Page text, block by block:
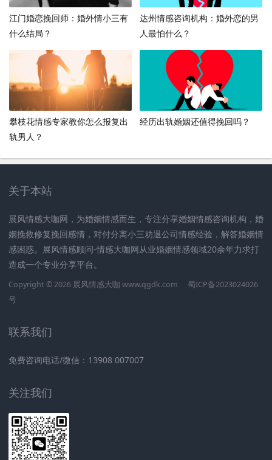
江门婚恋挽回师：婚外情小三有
什么结局？
达州情感咨询机构：婚外恋的男
人最怕什么？
攀枝花情感专家教你怎么报复出
轨男人？
经历出轨婚姻还值得挽回吗？
关于本站
展风情感大咖网，为婚姻情感而生，专注分享婚姻情感咨询机构，婚
姻挽救修复挽回感情，对付分离小三劝退公司情感经验，解答婚姻情
感困惑。展风情感顾问-情感大咖网从业婚姻情感领域20余年力求打
造成一个专业分享平台。
Copyright © 2026 展风情感大咖 www.qgdk.com
蜀ICP备2023024026
号
联系我们
免费咨询电话/微信：13908 007007
关注我们